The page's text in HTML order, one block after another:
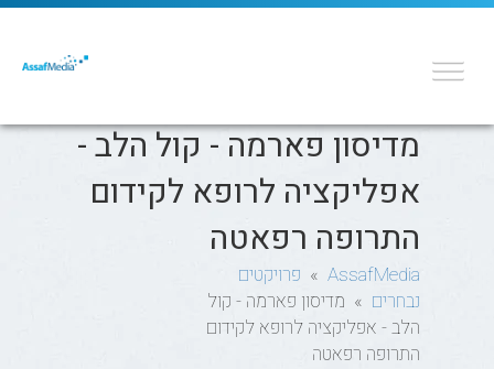
מדיסון פארמה - קול הלב -
אפליקציה לרופא לקידום
התרופה רפאטה
AssafMedia
» פרויקטים
נבחרים » מדיסון פארמה - קול
הלב - אפליקציה לרופא לקידום
התרופה רפאטה